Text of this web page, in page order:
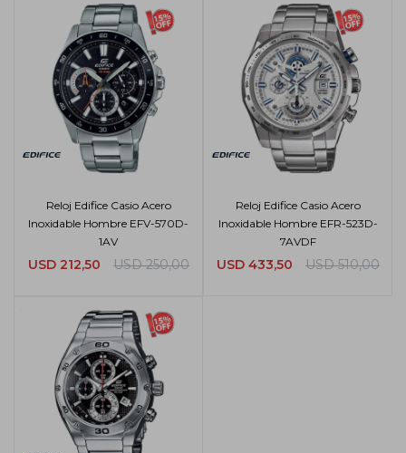
Reloj Edifice Casio Acero
Inoxidable Hombre EFV-570D-
1AV
USD 212,50 USD 250,00
Reloj Edifice Casio Acero
Inoxidable Hombre EFR-523D-
7AVDF
USD 433,50 USD 510,00